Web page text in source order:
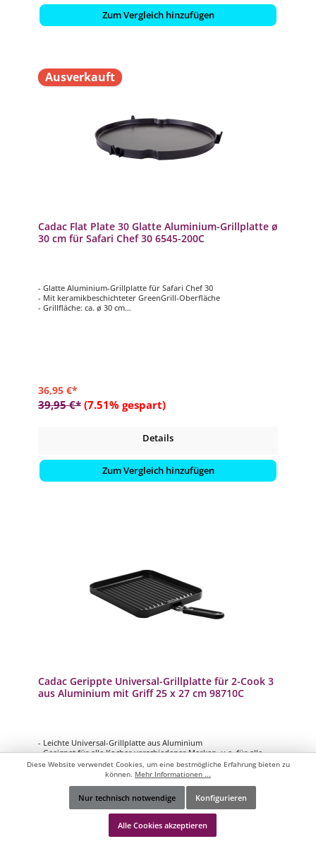
Zum Vergleich hinzufügen
Ausverkauft
Cadac Flat Plate 30 Glatte Aluminium-Grillplatte ø
30 cm für Safari Chef 30 6545-200C
- Glatte Aluminium-Grillplatte für Safari Chef 30
- Mit keramikbeschichteter GreenGrill-Oberfläche
- Grillfläche: ca. ø 30 cm
36,95 €*
39,95 €* (7.51% gespart)
Details
Zum Vergleich hinzufügen
Cadac Gerippte Universal-Grillplatte für 2-Cook 3
aus Aluminium mit Griff 25 x 27 cm 98710C
- Leichte Universal-Grillplatte aus Aluminium
- Geeignet für alle Kocher verschiedener Marken, u.a. für alle
Cadac 2-Cook 3 Modelle
- Abnehmbarer Griff
- Inklusive praktischer Tragetasche
Werkzeugleiste anzeigen
Diese Website verwendet Cookies, um eine bestmögliche Erfahrung bieten zu
können. Mehr Informationen ...
Nur technisch notwendige Konfigurieren
Alle Cookies akzeptieren